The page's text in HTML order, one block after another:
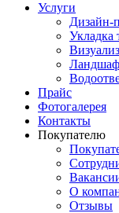
Услуги
Дизайн-
Укладка
Прайс
Фотогалерея
Контакты
Покупателю
О
Отзывы